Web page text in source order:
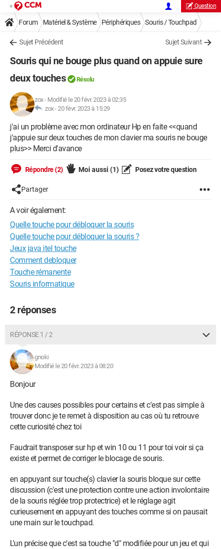
Question
Forum Matériel & Système Périphériques Souris / Touchpad
Sujet Précédent Sujet Suivant
Souris qui ne bouge plus quand on appuie sure
deux touches
Résolu
zox- Modifié le 20 févr. 2023 à 02:35
zox -20 févr. 2023 à 15:29
j'ai un problème avec mon ordinateur Hp en faite <<quand
j'appuie sur deux touches de mon clavier ma souris ne bouge
plus>> Merci d'avance
Répondre (2) Moi aussi (1) Posez votre question
Partager
A voir également:
Quelle touche pour débloquer la souris
Quelle touche pour débloquer la souris ?
Jeux java itel touche
Comment debloquer
Touche rémanente
Souris informatique
2 réponses
RÉPONSE 1 / 2
gnoki
Modifié le 20 févr. 2023 à 08:20
Bonjour
Une des causes possibles pour certains et c'est pas simple à
trouver donc je te remet à disposition au cas où tu retrouve
cette curiosité chez toi
Faudrait transposer sur hp et win 10 ou 11 pour toi voir si ça
existe et permet de corriger le blocage de souris.
en appuyant sur touche(s) clavier la souris bloque sur cette
discussion (c'est une protection contre une action involontaire
de la souris réglée trop protectrice) et le réglage agit
curieusement en appuyant des touches comme si on pausait
une main sur le touchpad.
L'un précise que c'est sa touche "d" modifiée pour un jeu et qui